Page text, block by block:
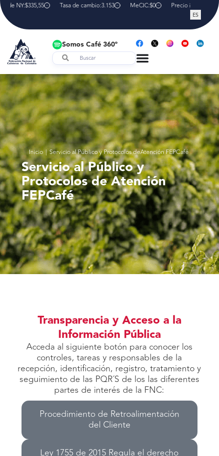
de NY:$335,55 Tasa de cambio:3.153 MeCIC:$0 Precio interno de
ES
Somos Café 360º
Inicio | Servicio al Público y Protocolos deAtención FEPCafé
Servicio al Público y
Protocolos de Atención
FEPCafé
Transparencia y Acceso a la
Información Pública
Acceda al siguiente botón para conocer los
controles, tareas y responsables de la
recepción, identificación, registro, tratamiento y
seguimiento de las PQR´S de los las diferentes
partes de interés de la FNC:
Procedimiento de Retroalimentación
del Cliente
Ley 1755 de 2015 Regula el derecho